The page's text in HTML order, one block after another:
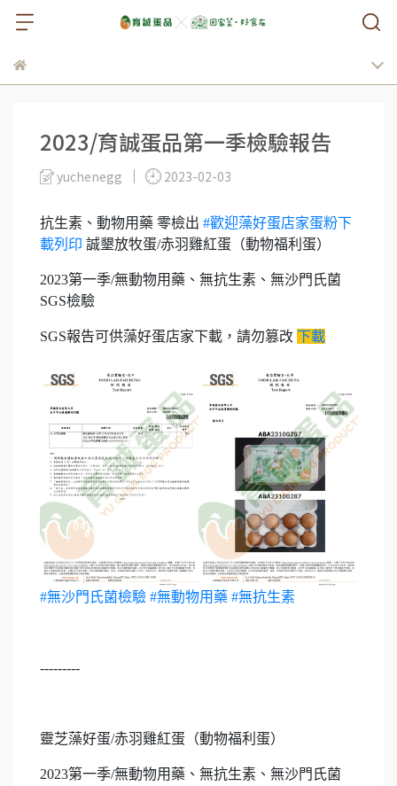
2023/育誠蛋品第一季檢驗報告
yuchenegg 2023-02-03
抗生素、動物用藥 零檢出 #歡迎藻好蛋店家蛋粉下
載列印 誠墾放牧蛋/赤羽雞紅蛋（動物福利蛋）
2023第一季/無動物用藥、無抗生素、無沙門氏菌
SGS檢驗
SGS報告可供藻好蛋店家下載，請勿篡改 下載
#無沙門氏菌檢驗 #無動物用藥 #無抗生素
---------
靈芝藻好蛋/赤羽雞紅蛋（動物福利蛋）
2023第一季/無動物用藥、無抗生素、無沙門氏菌